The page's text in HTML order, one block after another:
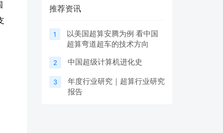
推荐资讯
1
以美国超算安腾为例 看中国
超算弯道超车的技术方向
2 中国超级计算机进化史
3
年度行业研究｜超算行业研究
报告